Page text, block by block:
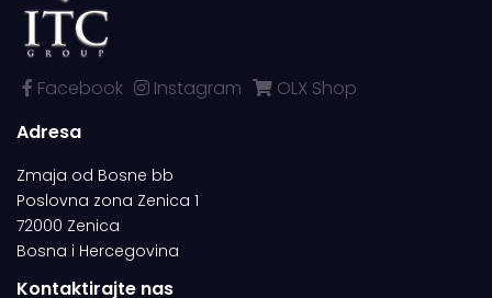
Facebook Instagram
OLX Shop
Adresa
Zmaja od Bosne bb
Poslovna zona Zenica 1
72000 Zenica
Bosna i Hercegovina
Kontaktirajte nas